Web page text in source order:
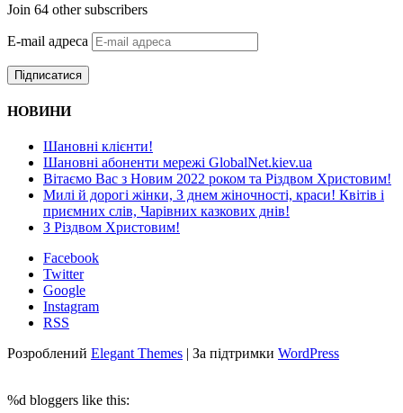
Join 64 other subscribers
E-mail адреса
Підписатися
НОВИНИ
Шановні клієнти!
Шановні абоненти мережі GlobalNet.kiev.ua
Вітаємо Вас з Новим 2022 роком та Різдвом Христовим!
Милі й дорогі жінки, З днем жіночності, краси! Квітів і
приємних слів, Чарівних казкових днів!
З Різдвом Христовим!
Facebook
Twitter
Google
Instagram
RSS
Розроблений Elegant Themes | За підтримки WordPress
%d bloggers like this: